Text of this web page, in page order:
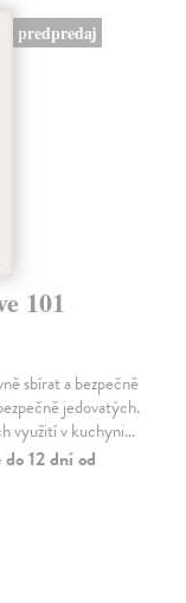
predpredaj
101
sbírat a bezpečně
jedovatých.
využití v kuchyni…
12 dní od